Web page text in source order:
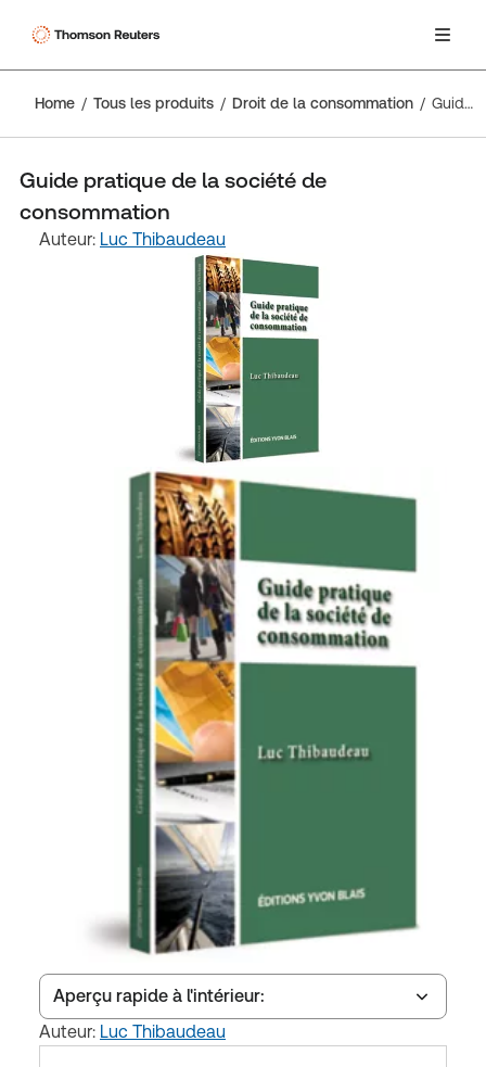
Home Tous les produits Droit de la consommation Guide pratique de la société de consommation
Guide pratique de la société de
consommation
Auteur: Luc Thibaudeau
Aperçu rapide à l'intérieur:
Auteur: Luc Thibaudeau